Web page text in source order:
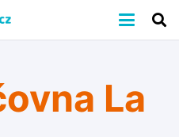
La